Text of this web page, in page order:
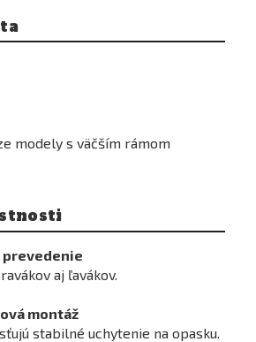
modely s väčším rámom
aj ľavákov.
montáž
stabilné uchytenie na opasku.